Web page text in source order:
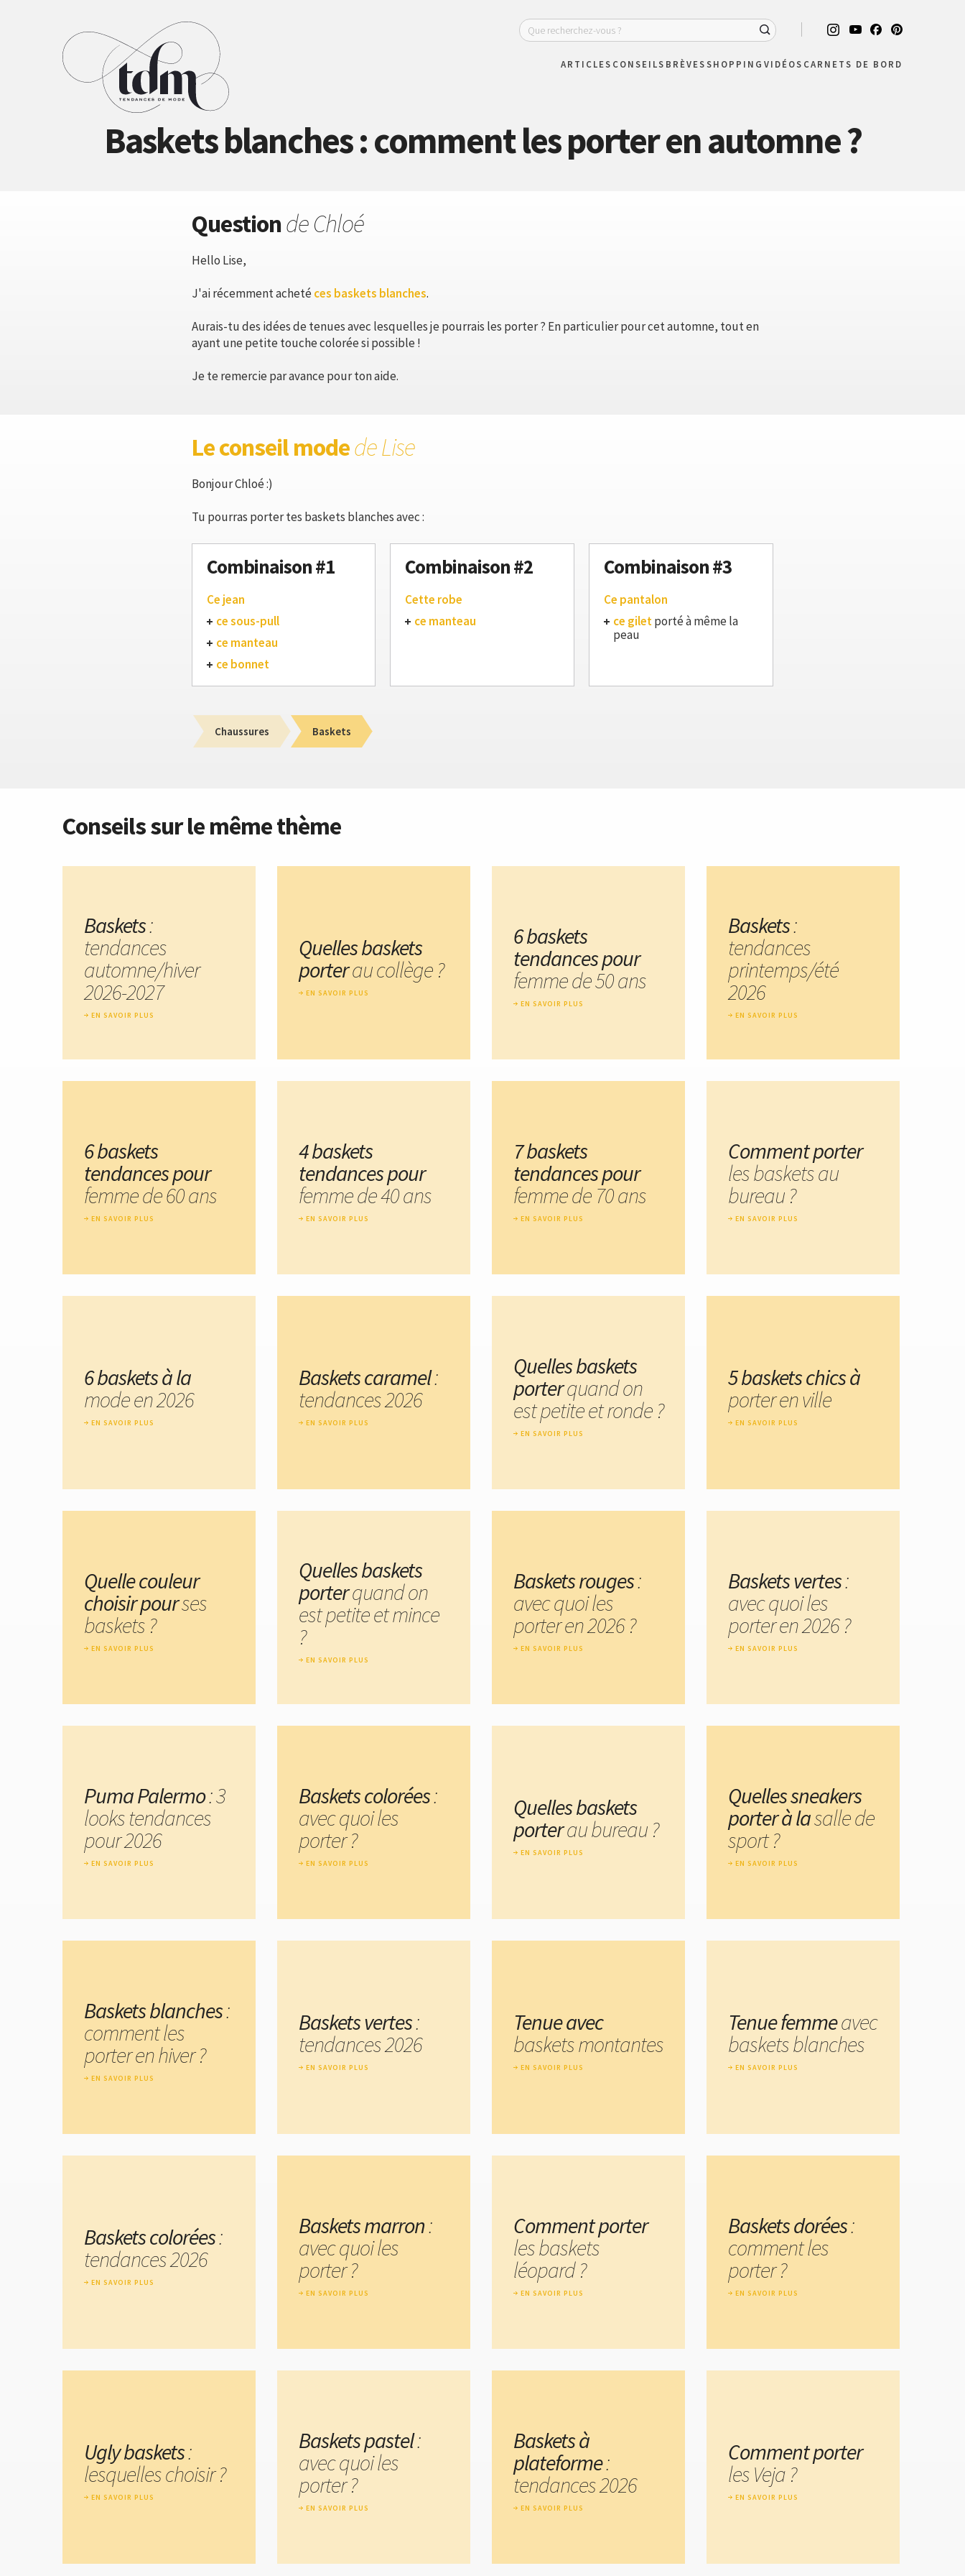
ARTICLES CONSEILS BRÈVESSHOPPING VIDÉOS CARNETS DE BORD
Baskets blanches : comment les porter en automne ?
Questionde Chloé
Hello Lise,
J'ai récemment achetéces baskets blanches.
Aurais-tu des idées de tenues avec lesquelles je pourrais les porter ? En particulier pour cet automne, tout en
ayant une petite touche colorée si possible !
Je te remercie par avance pour ton aide.
Le conseil modede Lise
Bonjour Chloé :)
Tu pourras porter tes baskets blanches avec :
Combinaison #1
Ce jean
ce sous-pull
ce manteau
ce bonnet
Combinaison #2
Cette robe
ce manteau
Combinaison #3
Ce pantalon
ce giletporté à même la
peau
Chaussures Baskets
Conseils sur le même thème
Baskets:
tendances
automne/hiver
2026-2027
EN SAVOIR PLUS
Quelles baskets
porterau collège ?
EN SAVOIR PLUS
6 baskets
tendances pour
femme de 50 ans
EN SAVOIR PLUS
Baskets:
tendances
printemps/été
2026
EN SAVOIR PLUS
6 baskets
tendances pour
femme de 60 ans
EN SAVOIR PLUS
4 baskets
tendances pour
femme de 40 ans
EN SAVOIR PLUS
7 baskets
tendances pour
femme de 70 ans
EN SAVOIR PLUS
Comment porter
les baskets au
bureau ?
EN SAVOIR PLUS
6 baskets à la
mode en 2026
EN SAVOIR PLUS
Baskets caramel:
tendances 2026
EN SAVOIR PLUS
Quelles baskets
porterquand on
est petite et ronde ?
EN SAVOIR PLUS
5 baskets chics à
porter en ville
EN SAVOIR PLUS
Quelle couleur
choisir pourses
baskets ?
EN SAVOIR PLUS
Quelles baskets
porterquand on
est petite et mince
?
EN SAVOIR PLUS
Baskets rouges:
avec quoi les
porter en 2026 ?
EN SAVOIR PLUS
Baskets vertes:
avec quoi les
porter en 2026 ?
EN SAVOIR PLUS
Puma Palermo: 3
looks tendances
pour 2026
EN SAVOIR PLUS
Baskets colorées:
avec quoi les
porter ?
EN SAVOIR PLUS
Quelles baskets
porterau bureau ?
EN SAVOIR PLUS
Quelles sneakers
porter à lasalle de
sport ?
EN SAVOIR PLUS
Baskets blanches:
comment les
porter en hiver ?
EN SAVOIR PLUS
Baskets vertes:
tendances 2026
EN SAVOIR PLUS
Tenue avec
baskets montantes
EN SAVOIR PLUS
Tenue femmeavec
baskets blanches
EN SAVOIR PLUS
Baskets colorées:
tendances 2026
EN SAVOIR PLUS
Baskets marron:
avec quoi les
porter ?
EN SAVOIR PLUS
Comment porter
les baskets
léopard ?
EN SAVOIR PLUS
Baskets dorées:
comment les
porter ?
EN SAVOIR PLUS
Ugly baskets:
lesquelles choisir ?
EN SAVOIR PLUS
Baskets pastel:
avec quoi les
porter ?
EN SAVOIR PLUS
Baskets à
plateforme:
tendances 2026
EN SAVOIR PLUS
Comment porter
les Veja ?
EN SAVOIR PLUS